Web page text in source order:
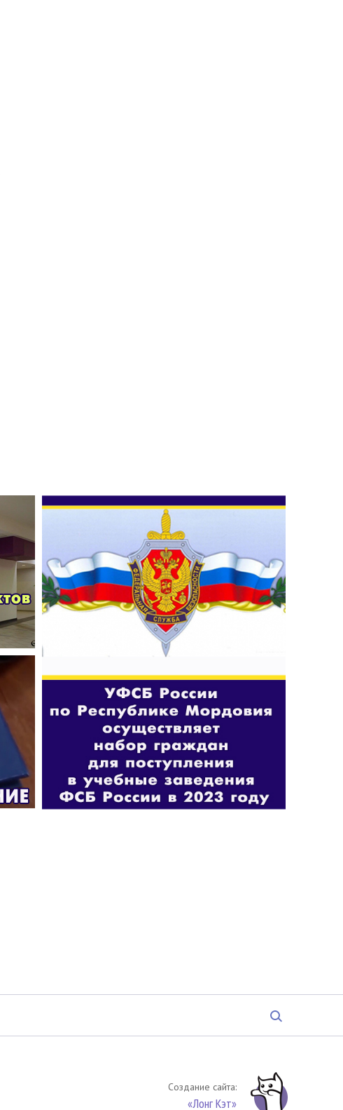
Создание сайта:
«Лонг Кэт»